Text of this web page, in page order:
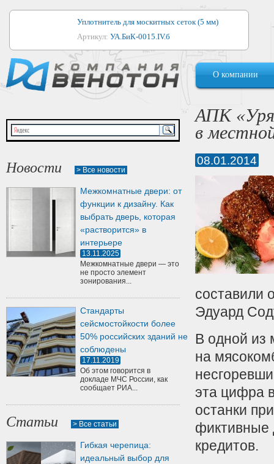
Уплотнитель для москитных сеток (5 мм)
Артикул: УА.БиК-0015.IV.б
Уплотнитель для алюминиевых окон
Артикул:1044
Уплотнитель для деревянных окон
Артикул:УМ.БиК-0062.IV.б
Уплотнитель лоджиевый для (4, 5, 6 мм)
Артикул:
О компании
Новости > Все новости
Межкомнатные двери: от
функции к дизайну. Как
выбрать дверь, которая
«растворится» в
интерьере
13.11.2025
Межкомнатные двери — это
не просто элемент
зонирования...
Стандарты
сейсмостойкости более
50% российских зданий не
соблюдены
17.11.2019
Об этом говорится в
докладе МЧС России, как
сообщает РИА...
Статьи > Все статьи
Гибкая черепица:
идеальный выбор для
АПК
в
08.01.2014
составили
Эдуард
В одной из
на
эта цифра
останки
фиктивные
кредитов.